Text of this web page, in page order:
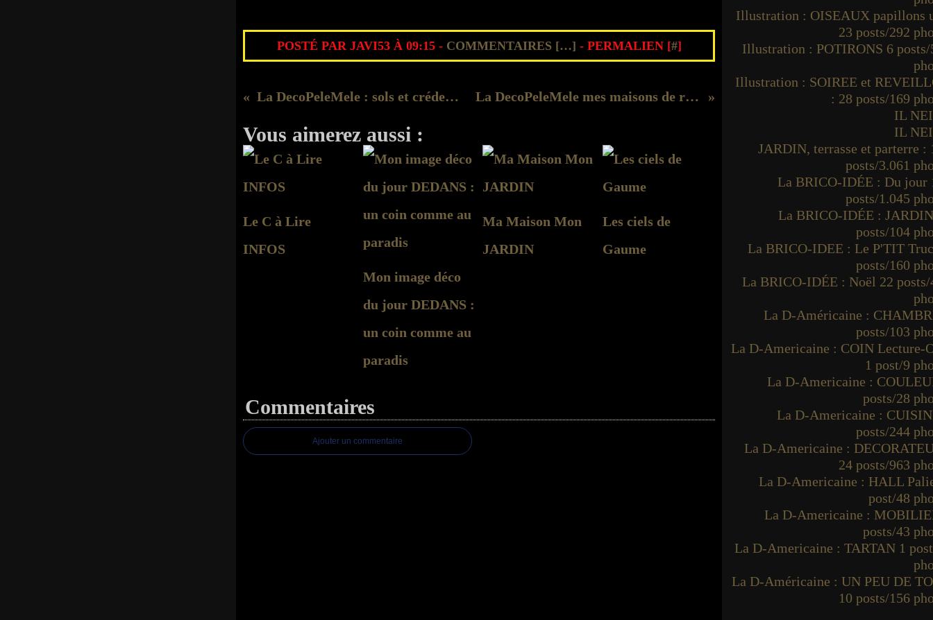
POSTÉ PAR JAVI53 À 09:15 - COMMENTAIRES […] - PERMALIEN [#]
La DecoPeleMele : sols et crédence La DecoPeleMele mes maisons de reve
Vous aimerez aussi :
Le C à Lire
INFOS
Mon image déco
du jour DEDANS :
un coin comme au
paradis
Ma Maison Mon
JARDIN
Les ciels de
Gaume
Commentaires
Ajouter un commentaire
Illustration : OISEAUX papillons
23 posts/292
Illustration : POTIRONS 6 posts/
Illustration : SOIREE et
: 28 posts/169
IL
IL
JARDIN, terrasse et parterre :
posts/3.061
La BRICO-IDÉE : Du jour
posts/1.045
La BRICO-IDÉE :
posts/104
La BRICO-IDEE : Le P'TIT
posts/160
La BRICO-IDÉE : Noël 22 posts/
La D-Américaine :
posts/103
La D-Americaine : COIN Lecture-
1 post/9
La D-Americaine :
posts/28
La D-Americaine :
posts/244
La D-Americaine :
24 posts/963
La D-Americaine : HALL
post/48
La D-Americaine :
posts/43
La D-Americaine : TARTAN 1
La D-Américaine : UN PEU DE
10 posts/156